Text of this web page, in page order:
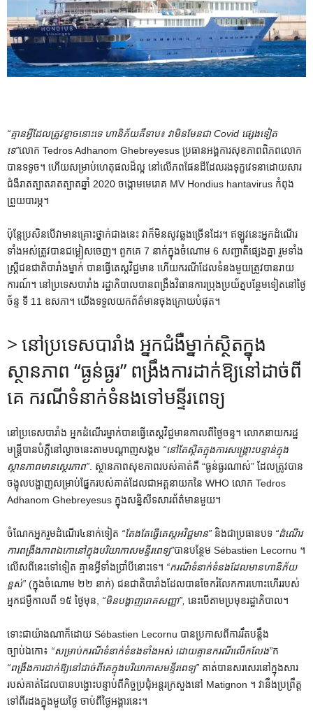
“គ្មានអ្វីដែលត្រូវខ្លាចនោះទេ ហានិភ័យគឺទាប៖ វាមិនមែនជា Covid ផ្សេងទៀត
ទេ”លោក Tedros Adhanom Ghebreyesus ប្រធានអង្គការសុខភាពពិភពលោក
បានទទូច។ ហើយសម្រាប់ហេតុផលដ៏ល្អ នៅលើភពផែនដីដែលរងទុក្ខវេទនាដោយសារ
ជំងឺរាតត្បាតរាតត្បាតឆ្នាំ 2020 ចង្កោមមេរោគ MV Hondius hantavirus កំពុង
ព្រួយបារម្ភ។
ប៉ុន្តែ​ប្រសិន​បើ​វា​មាន​គ្រោះថ្នាក់​ជាង​នេះ វា​ក៏​មិន​សូវ​ឆ្លង​ច្រើន​ដែរ។ ឥឡូវនេះអ្នកដំណើរ
ទាំងអស់ត្រូវបានជម្លៀសចេញ។ ពួកគេ 7 នាក់ក្នុងចំណោម 6 សញ្ជាតិផ្សេងគ្នា រួមទាំង
ស្ត្រីជនជាតិបារាំងម្នាក់ បានធ្វើតេស្តវិជ្ជមាន ហើយករណីដែលទំនងមួយត្រូវបានរាយ
ការណ៍។ នៅប្រទេសបារាំង រដ្ឋាភិបាលបានពង្រឹងវិធានការប្រុងប្រយ័ត្នបន្ថែមទៀតនៅថ្ងៃ
ច័ន្ទ ទី 11 ឧសភា។ យើងទទួលយកព័ត៌មានចុងក្រោយបំផុត។
> នៅប្រទេសបារាំង អ្នកជំងឺម្នាក់ស្ថិតក្នុង
ស្ថានភាព “ធ្ងន់ធ្ងរ” ពង្រឹងការដាក់ឱ្យនៅដាច់ពី
គេ ករណីទំនាក់ទំនងទៅមន្ទីរពេទ្យ
នៅប្រទេសបារាំង អ្នកដំណើរម្នាក់បានធ្វើតេស្តវិជ្ជមានកាលពីថ្ងៃចន្ទ។ លោកនាយក​រដ្ឋ
មន្ត្រី​បាន​បំភ្លឺ​នៅ​ល្ងាច​នេះ​តាម​បណ្តាញ​សង្គម​ “នៅតែស្ថិតក្នុងការសង្គ្រោះបន្ទាន់ក្នុង
ស្ថានភាពមានស្ថេរភាព”. ស្ថានភាពសុខភាពរបស់គាត់គឺ “ធ្ងន់ធ្ងរណាស់” ដែលត្រូវបាន
ចង្អុលបង្ហាញសម្រាប់ផ្នែករបស់គាត់ដែលជាអគ្គនាយកនៃ WHO លោក Tedros
Adhanom Ghebreyesus ក្នុងសន្និសីទសារព័ត៌មានមួយ។
ចំណែក​អ្នក​រួម​ដំណើរ​៤​នាក់​ទៀត “តែងតែធ្វើតេស្តអវិជ្ជមាន” និងជាប្រធានបទ “ដំណើរ
ការពង្រឹងភាពឯកោនៅក្នុងបរិយាកាសមន្ទីរពេទ្យ”បានបន្ថែម Sébastien Lecornu ។
លើស​ពី​នេះ​ទៅ​ទៀត គ្មាន​អ្វី​ទាំង​ប្រាំបី​នោះ​ទេ។ “ករណីទំនាក់ទំនងដែលមានហានិភ័យ
ខ្ពស់” (ក្នុងចំណោម ២២ នាក់) ជនជាតិបារាំងដែលបានចែករំលែកការហោះហើររបស់
អ្នកជម្ងឺកាលពី ១៥ ថ្ងៃមុន, “មិនបង្ហាញរោគសញ្ញា”, នេះ​បើ​តាម​ប្រមុខ​រដ្ឋាភិបាល។
ទោះជាយ៉ាងណាក៏ដោយ Sébastien Lecornu បានប្រកាសពីការរឹតបន្តឹង
ច្បាប់ឯកោ៖ “សម្រាប់ករណីទំនាក់ទំនងទាំងអស់ ដោយគ្មានករណីលើកលែង”ក
“ពង្រឹងការដាក់ឱ្យនៅដាច់ពីគេក្នុងបរិយាកាសមន្ទីរពេទ្យ” គាត់បានសរសេរនៅក្នុងសារ
របស់គាត់ដែលបានបង្ហោះបន្ទាប់ពីកិច្ចប្រជុំអន្តរក្រសួងនៅ Matignon ។ វានឹងប្រព្រឹត្ត
ទៅពីរដងក្នុងមួយថ្ងៃ ចាប់ពីថ្ងៃអង្គារនេះ។